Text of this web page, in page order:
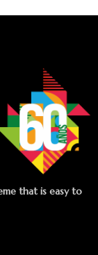
that is easy to